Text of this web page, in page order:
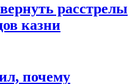
расстрелы
казни
почему